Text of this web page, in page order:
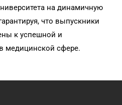
на динамичную
что выпускники
к успешной и
медицинской сфере.